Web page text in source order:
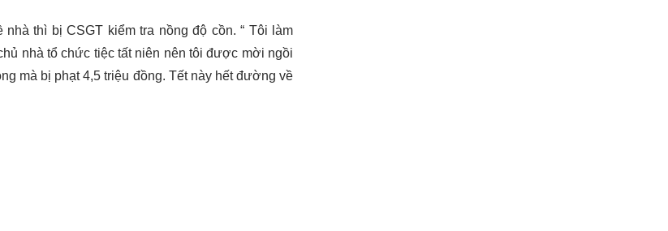
thì bị CSGT kiểm tra nồng độ cồn. “ Tôi làm
nhà tổ chức tiệc tất niên nên tôi được mời ngồi
mà bị phạt 4,5 triệu đồng. Tết này hết đường về